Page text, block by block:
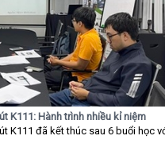
K111: Hành trình nhiều kỉ niệm
K111 đã kết thúc sau 6 buổi học